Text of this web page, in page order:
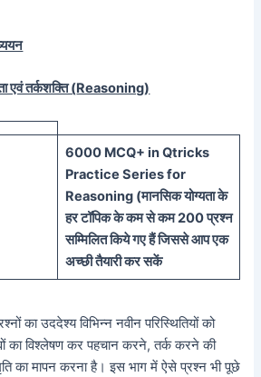
एवं तर्कशक्ति (Reasoning)
6000 MCQ+ inQtricks
Practice Seriesfor
Reasoning (मानसिकयोग्यता के
हर टॉपिक के कम से कम 200 प्रश्न
सम्मिलित किये गए हैं जिससे आप एक
अच्छी तैयारी कर सकें
का उददेश्य विभिन्न नवीन परिस्थितियों को
का विश्लेषण कर पहचान करने, तर्क करने की
का मापन करना है। इस भाग में ऐसे प्रश्न भी पूछे